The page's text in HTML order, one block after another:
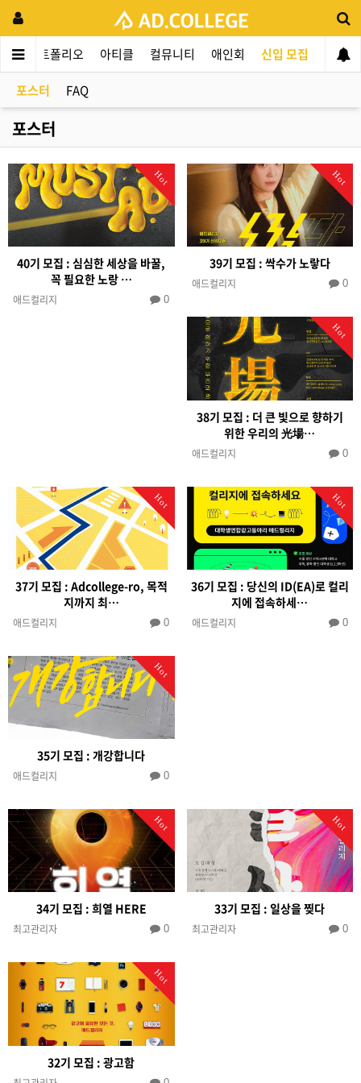
포트폴리오 아티클 컬뮤니티 애인회 신입 모집
포스터 FAQ
포스터
Hot
40기 모집 : 심심한 세상을 바꿀,
꼭 필요한 노랑 …
애드컬리지 0
Hot
39기 모집 : 싹수가 노랗다
애드컬리지 0
Hot
38기 모집 : 더 큰 빛으로 향하기
위한 우리의 光場…
애드컬리지 0
Hot
37기 모집 : Adcollege-ro, 목적
지까지 최…
애드컬리지 0
Hot
36기 모집 : 당신의 ID(EA)로 컬리
지에 접속하세…
애드컬리지 0
Hot
35기 모집 : 개강합니다
애드컬리지 0
Hot
34기 모집 : 희열 HERE
최고관리자 0
Hot
33기 모집 : 일상을 찢다
최고관리자 0
Hot
32기 모집 : 광고함